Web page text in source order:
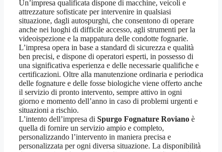
Un’impresa qualificata dispone di macchine, veicoli e
attrezzature sofisticate per intervenire in qualsiasi
situazione, dagli autospurghi, che consentono di operare
anche nei luoghi di difficile accesso, agli strumenti per la
videoispezione e la mappatura delle condotte fognarie.
L’impresa opera in base a standard di sicurezza e qualità
ben precisi, e dispone di operatori esperti, in possesso di
una significativa esperienza e delle necessarie qualifiche e
certificazioni. Oltre alla manutenzione ordinaria e periodica
delle fognature e delle fosse biologiche viene offerto anche
il servizio di pronto intervento, sempre attivo in ogni
giorno e momento dell’anno in caso di problemi urgenti e
situazioni a rischio.
L’intento dell’impresa di Spurgo Fognature Roviano è
quella di fornire un servizio ampio e completo,
personalizzando l’intervento in maniera precisa e
personalizzata per ogni diversa situazione. La disponibilità